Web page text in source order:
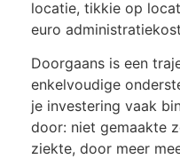
locatie, tikkie op
euro
Doorgaans is een
enkelvoudige
je investering vaak
door: niet gemaakte
ziekte, door meer